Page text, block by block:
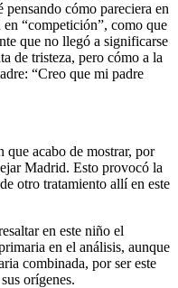
pensando cómo pareciera en
“competición”, como que
que no llegó a significarse
de tristeza, pero cómo a la
“Creo que mi padre
que acabo de mostrar, por
Madrid. Esto provocó la
otro tratamiento allí en este
en este niño el
en el análisis, aunque
combinada, por ser este
orígenes.